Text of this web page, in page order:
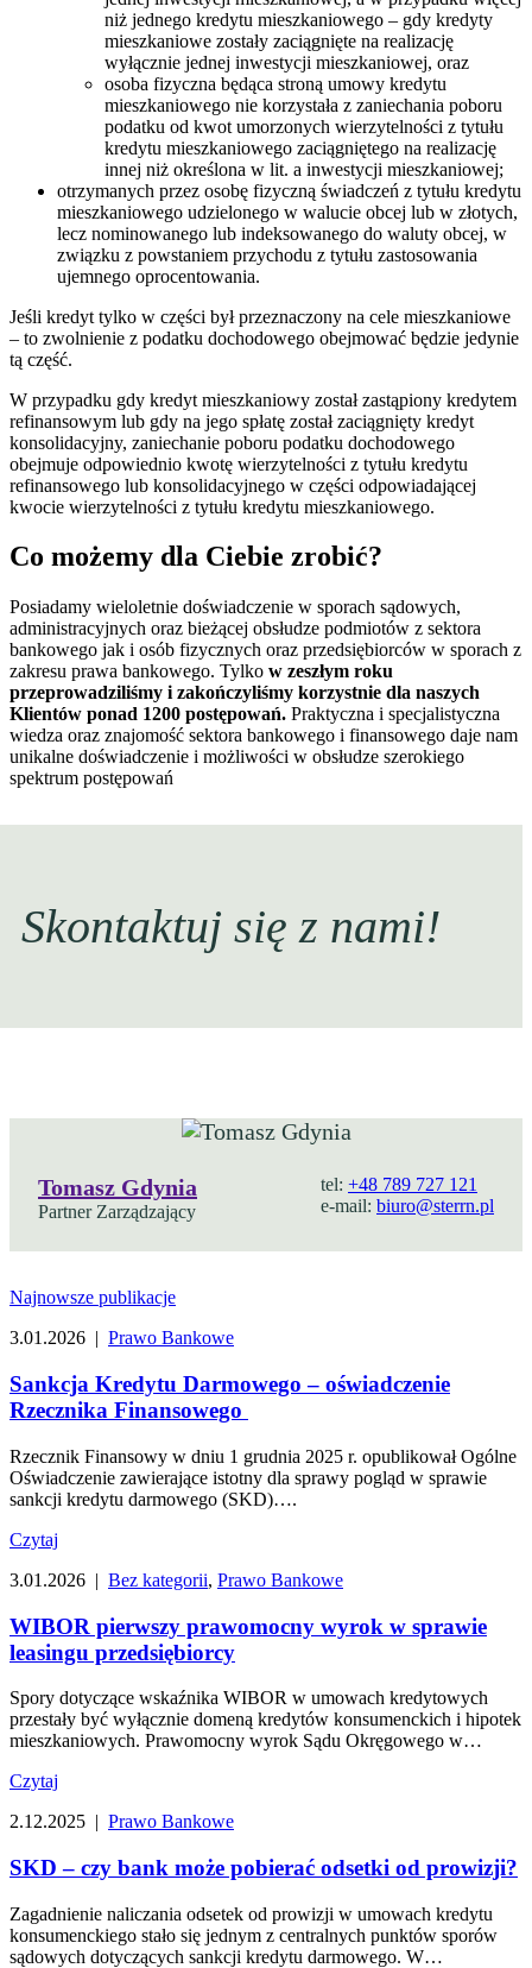
niż jednego kredytu mieszkaniowego – gdy kredyty
mieszkaniowe zostały zaciągnięte na realizację
wyłącznie jednej inwestycji mieszkaniowej, oraz
osoba fizyczna będąca stroną umowy kredytu
mieszkaniowego nie korzystała z zaniechania poboru
podatku od kwot umorzonych wierzytelności z tytułu
kredytu mieszkaniowego zaciągniętego na realizację
innej niż określona w lit. a inwestycji mieszkaniowej;
otrzymanych przez osobę fizyczną świadczeń z tytułu kredytu
mieszkaniowego udzielonego w walucie obcej lub w złotych,
lecz nominowanego lub indeksowanego do waluty obcej, w
związku z powstaniem przychodu z tytułu zastosowania
ujemnego oprocentowania.
Jeśli kredyt tylko w części był przeznaczony na cele mieszkaniowe
– to zwolnienie z podatku dochodowego obejmować będzie jedynie
tą część.
W przypadku gdy kredyt mieszkaniowy został zastąpiony kredytem
refinansowym lub gdy na jego spłatę został zaciągnięty kredyt
konsolidacyjny, zaniechanie poboru podatku dochodowego
obejmuje odpowiednio kwotę wierzytelności z tytułu kredytu
refinansowego lub konsolidacyjnego w części odpowiadającej
kwocie wierzytelności z tytułu kredytu mieszkaniowego.
Co możemy dla Ciebie zrobić?
Posiadamy wieloletnie doświadczenie w sporach sądowych,
administracyjnych oraz bieżącej obsłudze podmiotów z sektora
bankowego jak i osób fizycznych oraz przedsiębiorców w sporach z
zakresu prawa bankowego. Tylko w zeszłym roku
przeprowadziliśmy i zakończyliśmy korzystnie dla naszych
Klientów ponad 1200 postępowań. Praktyczna i specjalistyczna
wiedza oraz znajomość sektora bankowego i finansowego daje nam
unikalne doświadczenie i możliwości w obsłudze szerokiego
spektrum postępowań
Skontaktuj się z nami!
Tomasz Gdynia
Partner Zarządzający
tel: +48 789 727 121
e-mail: biuro@sterrn.pl
Najnowsze publikacje
3.01.2026 | Prawo Bankowe
Sankcja Kredytu Darmowego – oświadczenie
Rzecznika Finansowego
Rzecznik Finansowy w dniu 1 grudnia 2025 r. opublikował Ogólne
Oświadczenie zawierające istotny dla sprawy pogląd w sprawie
sankcji kredytu darmowego (SKD)….
Czytaj
3.01.2026 | Bez kategorii, Prawo Bankowe
WIBOR pierwszy prawomocny wyrok w sprawie
leasingu przedsiębiorcy
Spory dotyczące wskaźnika WIBOR w umowach kredytowych
przestały być wyłącznie domeną kredytów konsumenckich i hipotek
mieszkaniowych. Prawomocny wyrok Sądu Okręgowego w
Czytaj
2.12.2025 | Prawo Bankowe
SKD – czy bank może pobierać odsetki od prowizji?
Zagadnienie naliczania odsetek od prowizji w umowach kredytu
konsumenckiego stało się jednym z centralnych punktów sporów
sądowych dotyczących sankcji kredytu darmowego. W…